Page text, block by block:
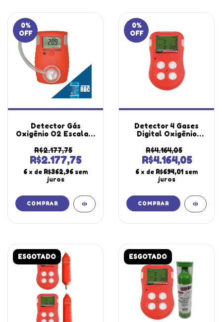
0%
OFF
Detector Gás
Oxigênio O2 Escala 0
Sensor Clip Dg-4000
Portátil Instrutherm
Certificado
Calibração Rbc
R$2.177,75
R$2.177,75
6 x de R$362,96 sem
juros
0%
OFF
Detector 4 Gases
Digital Oxigênio
Sulfeto Hidrogênio
Gases Combustíveis
Usb Software Dg-500
Portátil
R$4.164,05
R$4.164,05
6 x de R$694,01 sem
juros
ESGOTADO ESGOTADO